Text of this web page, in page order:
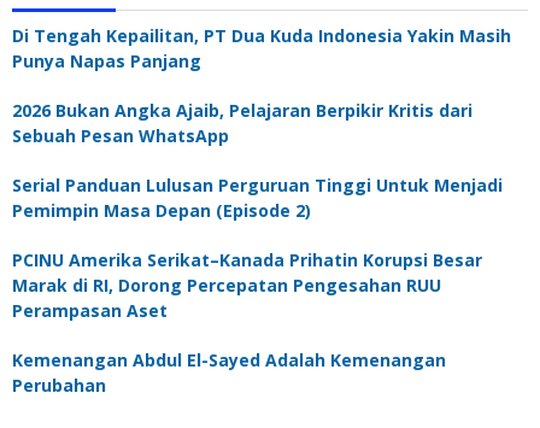
Di Tengah Kepailitan, PT Dua Kuda Indonesia Yakin Masih
Punya Napas Panjang
2026 Bukan Angka Ajaib, Pelajaran Berpikir Kritis dari
Sebuah Pesan WhatsApp
Serial Panduan Lulusan Perguruan Tinggi Untuk Menjadi
Pemimpin Masa Depan (Episode 2)
PCINU Amerika Serikat–Kanada Prihatin Korupsi Besar
Marak di RI, Dorong Percepatan Pengesahan RUU
Perampasan Aset
Kemenangan Abdul El-Sayed Adalah Kemenangan
Perubahan